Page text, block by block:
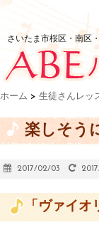
さいたま市桜区・南区
ホーム > 生徒さんレッ
楽しそう
2017/02/03
「ヴァイオ